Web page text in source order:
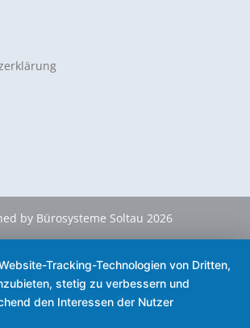
by Bürosysteme Soltau 2026
Tracking-Technologien von Dritten,
stetig zu verbessern und
den Interessen der Nutzer